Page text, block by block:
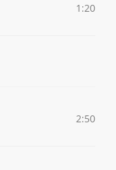
1:20
2:50